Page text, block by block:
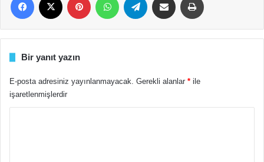
Bir yanıt yazın
E-posta adresiniz yayınlanmayacak. Gerekli alanlar * ile
işaretlenmişlerdir